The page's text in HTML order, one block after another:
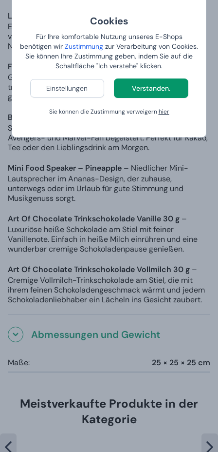
Cookies
Für Ihre komfortable Nutzung unseres E-Shops
benötigen wir Zustimmung zur Verarbeitung von Cookies.
Sie können Ihre Zustimmung geben, indem Sie auf die
Schaltfläche "Ich verstehe" klicken.
Einstellungen Verstanden.
Sie können die Zustimmung verweigernhier
Lupe mit Pinzette
– Praktisches Zubehör für kleine
Entdecker und neugierige Kinder, ideal zum Beobachten
von Pflanzen, Insekten und spannenden Details aus der
Natur.
Finger Tangle Game– Lustiges Mini-Spiel, das
Geschicklichkeit, Schnelligkeit und Fingerkoordination
trainiert und dabei Kindern wie Erwachsenen
gleichermaßen Freude bereitet.
Blauer Keramikbecher Avengers Thanos – 320 ml
Stylischer Keramikbecher mit Thanos-Motiv, der jeden
Avengers- und Marvel-Fan begeistert. Perfekt für Kakao,
Tee oder den Lieblingsdrink am Morgen.
Mini Food Speaker – Pineapple – Niedlicher Mini-
Lautsprecher im Ananas-Design, der zuhause,
unterwegs oder im Urlaub für gute Stimmung und
Musikgenuss sorgt.
Art Of Chocolate Trinkschokolade Vanille 30 g –
Luxuriöse heiße Schokolade am Stiel mit feiner
Vanillenote. Einfach in heiße Milch einrühren und eine
wunderbar cremige Schokoladenpause genießen.
Art Of Chocolate Trinkschokolade Vollmilch 30 g –
Cremige Vollmilch-Trinkschokolade am Stiel, die mit
ihrem feinen Schokoladengeschmack wärmt und jedem
Schokoladenliebhaber ein Lächeln ins Gesicht zaubert.
Abmessungen und Gewicht
Maße: 25 × 25 × 25 cm
Meistverkaufte Produkte in der
Kategorie